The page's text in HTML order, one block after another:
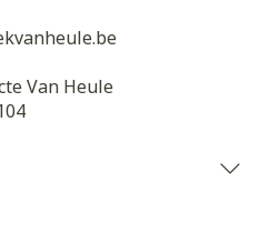
Van Heule